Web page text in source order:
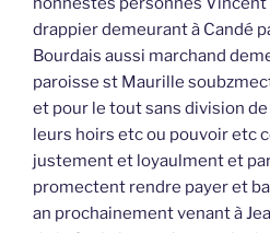
drappier demeurant à Candé
Bourdais aussi marchand
paroisse st Maurille
et pour le tout sans division
leurs hoirs etc ou pouvoir etc
justement et loyaulment et
promectent rendre payer et
an prochainement venant à